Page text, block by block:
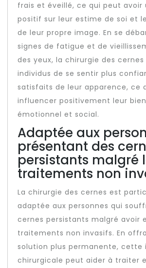
frais et éveillé, ce qui peut avoir
positif sur leur estime de soi et
de leur propre image. En se
signes de fatigue et de
des yeux, la chirurgie des
individus de se sentir plus
satisfaits de leur apparence, ce
influencer positivement leur
émotionnel et social.
Adaptée aux
présentant des
persistants malgré
traitements non
La chirurgie des cernes est
adaptée aux personnes qui
cernes persistants malgré avoir
traitements non invasifs. En
solution plus permanente, cette
chirurgicale peut aider à traiter